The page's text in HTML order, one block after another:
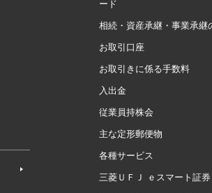
ード
相続・資産承継・事業承継
お取引口座
お取引きに係る手数料
入出金
従業員持株会
主な定形郵便物
各種サービス
三菱ＵＦＪ ｅスマート証券